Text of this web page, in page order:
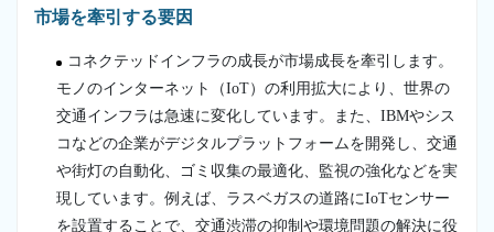
市場を牽引する要因
コネクテッドインフラの成長が市場成長を牽引します。
モノのインターネット（IoT）の利用拡大により、世界の
交通インフラは急速に変化しています。また、IBMやシス
コなどの企業がデジタルプラットフォームを開発し、交通
や街灯の自動化、ゴミ収集の最適化、監視の強化などを実
現しています。例えば、ラスベガスの道路にIoTセンサー
を設置することで、交通渋滞の抑制や環境問題の解決に役